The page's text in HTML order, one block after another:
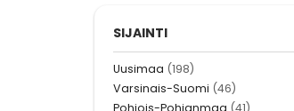
SIJAINTI
Uusimaa (198)
Varsinais-Suomi (46)